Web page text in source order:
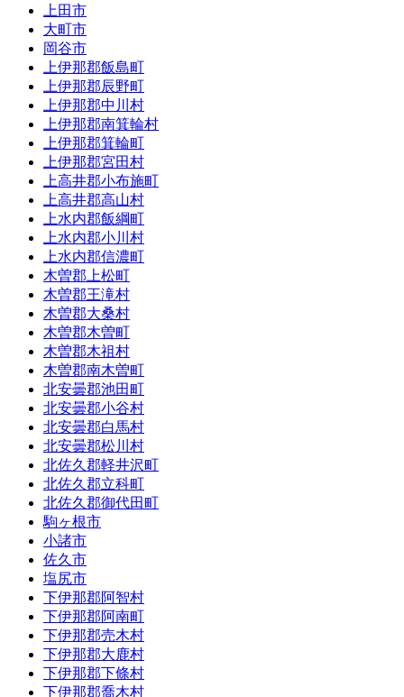
上田市
大町市
岡谷市
上伊那郡飯島町
上伊那郡辰野町
上伊那郡中川村
上伊那郡南箕輪村
上伊那郡箕輪町
上伊那郡宮田村
上高井郡小布施町
上高井郡高山村
上水内郡飯綱町
上水内郡小川村
上水内郡信濃町
木曽郡上松町
木曽郡王滝村
木曽郡大桑村
木曽郡木曽町
木曽郡木祖村
木曽郡南木曽町
北安曇郡池田町
北安曇郡小谷村
北安曇郡白馬村
北安曇郡松川村
北佐久郡軽井沢町
北佐久郡立科町
北佐久郡御代田町
駒ヶ根市
小諸市
佐久市
塩尻市
下伊那郡阿智村
下伊那郡阿南町
下伊那郡売木村
下伊那郡大鹿村
下伊那郡下條村
下伊那郡喬木村